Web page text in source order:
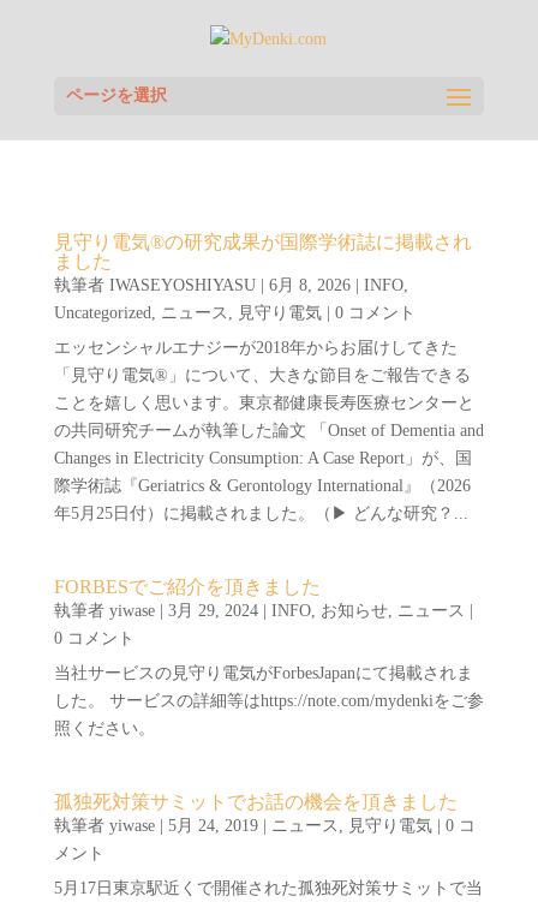
ページを選択
見守り電気®の研究成果が国際学術誌に掲載され
ました
執筆者 IWASEYOSHIYASU| 6月 8, 2026| INFO,
Uncategorized, ニュース , 見守り電気| 0 コメント
エッセンシャルエナジーが2018年からお届けしてきた
「見守り電気®」について、大きな節目をご報告できる
ことを嬉しく思います。東京都健康長寿医療センターと
の共同研究チームが執筆した論文 「Onset of Dementia and
Changes in Electricity Consumption: A Case Report」が、国
際学術誌『Geriatrics & Gerontology International』（2026
年5月25日付）に掲載されました。（▶ どんな研究？...
FORBESでご紹介を頂きました
執筆者 yiwase| 3月 29, 2024| INFO, お知らせ, ニュース
0 コメント
当社サービスの見守り電気がForbesJapanにて掲載されま
した。 サービスの詳細等はhttps://note.com/mydenkiをご参
照ください。
孤独死対策サミットでお話の機会を頂きました
執筆者 yiwase| 5月 24, 2019| ニュース , 見守り電気| 0 コ
メント
5月17日東京駅近くで開催された孤独死対策サミットで当